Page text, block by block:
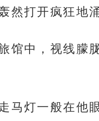
然打开疯狂地
馆中，视线朦
马灯一般在他